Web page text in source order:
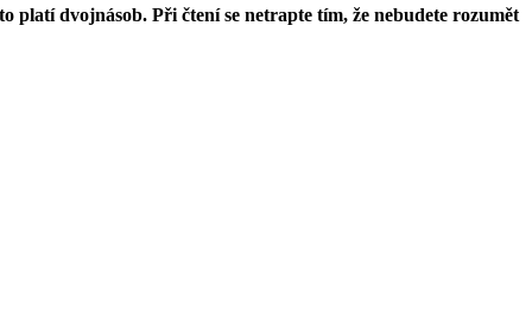
platí dvojnásob. Při čtení se netrapte tím, že nebudete rozumět